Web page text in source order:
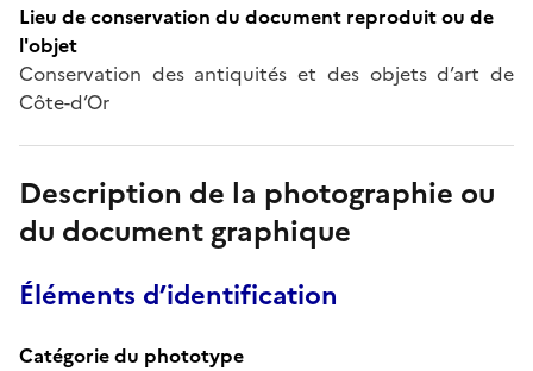
Lieu de conservation du document reproduit ou de
l'objet
Conservation des antiquités et des objets d’art de
Côte-d’Or
Description de la photographie ou
du document graphique
Éléments d’identification
Catégorie du phototype